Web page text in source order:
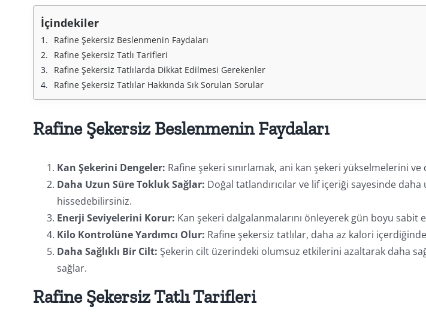
İçindekiler
Rafine Şekersiz Beslenmenin Faydaları
Rafine Şekersiz Tatlı Tarifleri
Rafine Şekersiz Tatlılarda Dikkat Edilmesi Gerekenler
Rafine Şekersiz Tatlılar Hakkında Sık Sorulan Sorular
Rafine Şekersiz Beslenmenin Faydaları
Kan Şekerini Dengeler: Rafine şekeri sınırlamak, ani kan şekeri yükselmelerini
Daha Uzun Süre Tokluk Sağlar: Doğal tatlandırıcılar ve lif içeriği sayesinde
hissedebilirsiniz.
Enerji Seviyelerini Korur: Kan şekeri dalgalanmalarını önleyerek gün boyu sabit
Kilo Kontrolüne Yardımcı Olur: Rafine şekersiz tatlılar, daha az kalori
Daha Sağlıklı Bir Cilt: Şekerin cilt üzerindeki olumsuz etkilerini azaltarak daha
sağlar.
Rafine Şekersiz Tatlı Tarifleri